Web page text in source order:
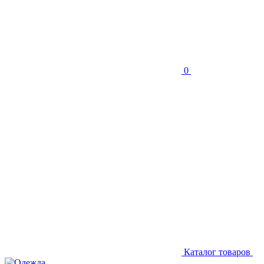
0
Каталог товаров